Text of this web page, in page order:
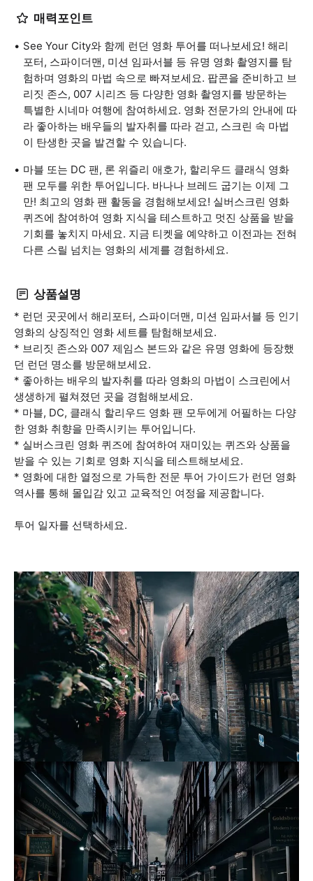
매력포인트
See Your City와 함께 런던 영화 투어를 떠나보세요! 해리
포터, 스파이더맨, 미션 임파서블 등 유명 영화 촬영지를 탐
험하며 영화의 마법 속으로 빠져보세요. 팝콘을 준비하고 브
리짓 존스, 007 시리즈 등 다양한 영화 촬영지를 방문하는
특별한 시네마 여행에 참여하세요. 영화 전문가의 안내에 따
라 좋아하는 배우들의 발자취를 따라 걷고, 스크린 속 마법
이 탄생한 곳을 발견할 수 있습니다.
마블 또는 DC 팬, 론 위즐리 애호가, 할리우드 클래식 영화
팬 모두를 위한 투어입니다. 바나나 브레드 굽기는 이제 그
만! 최고의 영화 팬 활동을 경험해보세요! 실버스크린 영화
퀴즈에 참여하여 영화 지식을 테스트하고 멋진 상품을 받을
기회를 놓치지 마세요. 지금 티켓을 예약하고 이전과는 전혀
다른 스릴 넘치는 영화의 세계를 경험하세요.
상품설명
* 런던 곳곳에서 해리포터, 스파이더맨, 미션 임파서블 등 인기
영화의 상징적인 영화 세트를 탐험해보세요.
* 브리짓 존스와 007 제임스 본드와 같은 유명 영화에 등장했
던 런던 명소를 방문해보세요.
* 좋아하는 배우의 발자취를 따라 영화의 마법이 스크린에서
생생하게 펼쳐졌던 곳을 경험해보세요.
* 마블, DC, 클래식 할리우드 영화 팬 모두에게 어필하는 다양
한 영화 취향을 만족시키는 투어입니다.
* 실버스크린 영화 퀴즈에 참여하여 재미있는 퀴즈와 상품을
받을 수 있는 기회로 영화 지식을 테스트해보세요.
* 영화에 대한 열정으로 가득한 전문 투어 가이드가 런던 영화
역사를 통해 몰입감 있고 교육적인 여정을 제공합니다.
투어 일자를 선택하세요.